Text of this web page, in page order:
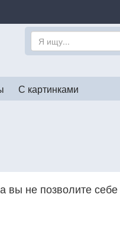
С картинками
вы не позволите себе